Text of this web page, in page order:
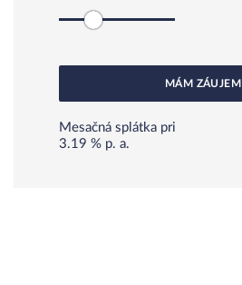
MÁM ZÁUJEM
Mesačná splátka pri
3.19 % p. a.